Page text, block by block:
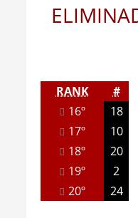
RANK
#
16º
18
17º
10
18º
20
19º
2
20º
24